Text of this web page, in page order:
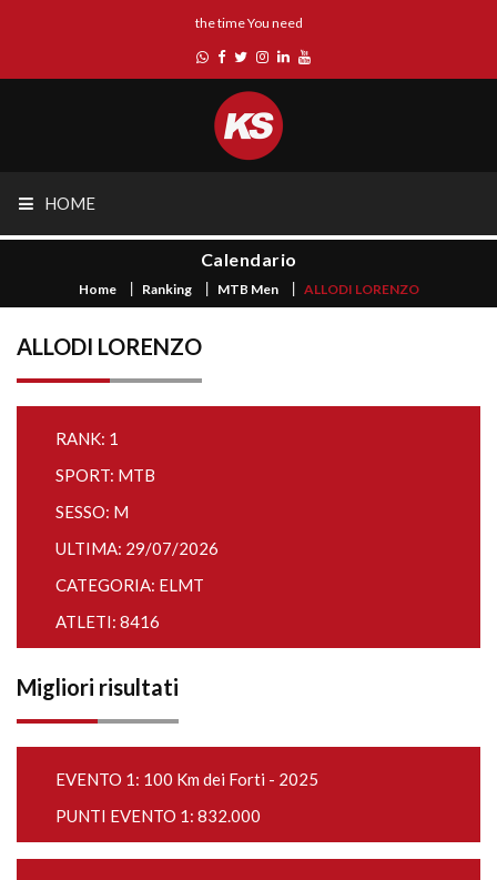
the time You need
HOME
Calendario
Home Ranking MTB Men ALLODI LORENZO
ALLODI LORENZO
RANK: 1
SPORT: MTB
SESSO: M
ULTIMA: 29/07/2026
CATEGORIA: ELMT
ATLETI: 8416
Migliori risultati
EVENTO 1: 100 Km dei Forti - 2025
PUNTI EVENTO 1: 832.000